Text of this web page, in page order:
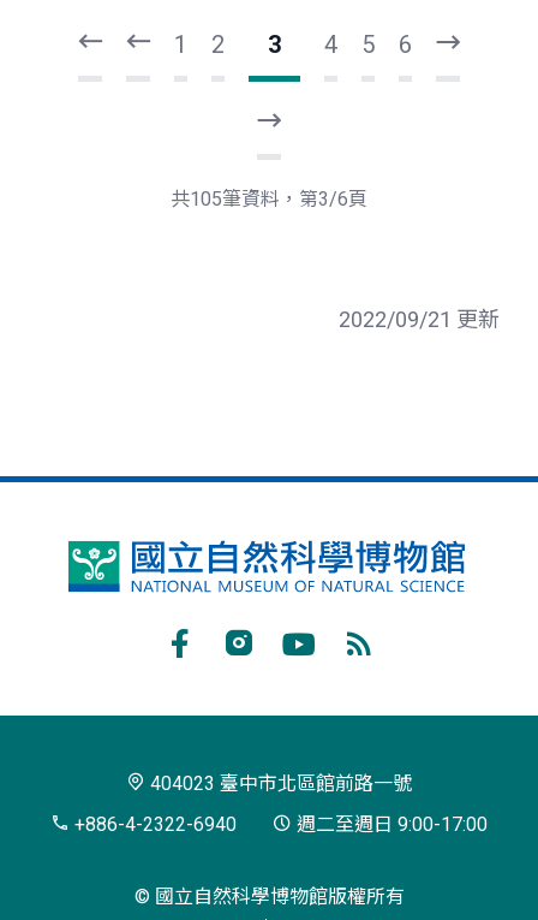
1 2 3 4 5 6
一
後
一
共105筆資料，第3/6頁
2022/09/21 更新
國
博
閱
404023 臺中市北區館前路一號
+886-4-2322-6940
週二至週日 9:00-17:00
© 國立自然科學博物館版權所有